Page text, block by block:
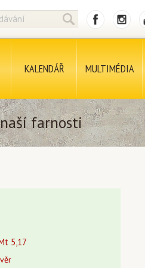
KALENDÁŘ MULTIMÉDIA
farnosti
5,17